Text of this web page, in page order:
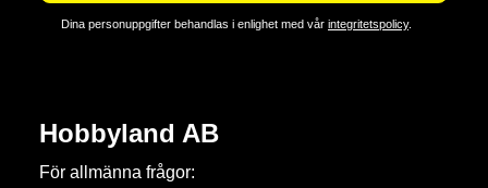
Dina personuppgifter behandlas i enlighet med vår integritetspolicy.
Hobbyland AB
För allmänna frågor: